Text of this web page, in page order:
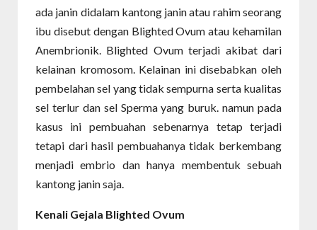
ada janin didalam kantong janin atau rahim seorang
ibu disebut dengan Blighted Ovum atau kehamilan
Anembrionik. Blighted Ovum terjadi akibat dari
kelainan kromosom. Kelainan ini disebabkan oleh
pembelahan sel yang tidak sempurna serta kualitas
sel terlur dan sel Sperma yang buruk. namun pada
kasus ini pembuahan sebenarnya tetap terjadi
tetapi dari hasil pembuahanya tidak berkembang
menjadi embrio dan hanya membentuk sebuah
kantong janin saja.
Kenali Gejala Blighted Ovum